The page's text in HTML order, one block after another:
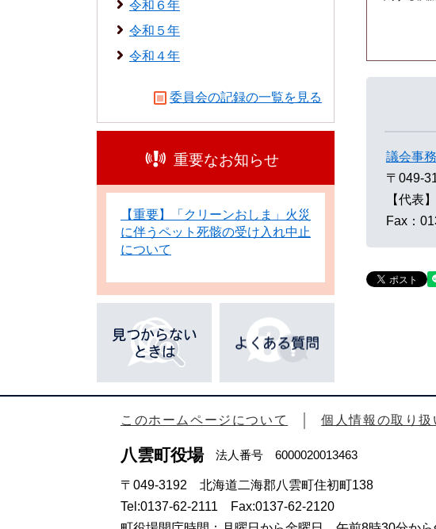
議会事
〒049-
【代表】
Fax：
令和６年
令和５年
令和４年
委員会の記録の一覧を見る
重要なお知らせ
【重要】「クリーンおしま」火災
に伴うペット死骸の受け入れ中止
について
このホームページについて 個人情報の取り扱
八雲町役場法人番号 6000020013463
〒049-3192 北海道二海郡八雲町住初町138
Tel:0137-62-2111 Fax:0137-62-2120